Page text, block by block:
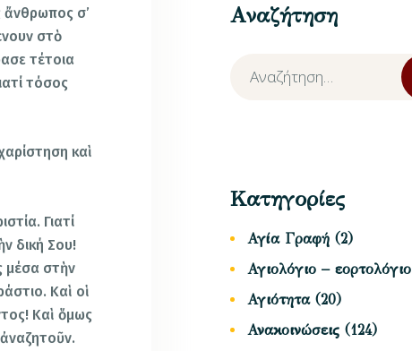
ἄνθρωπος σ’
στὸ
τέτοια
τόσος
καὶ
Γιατί
δική Σου!
μέσα στὴν
Καὶ οἱ
Καὶ ὅμως
Αναζήτηση
Αναζήτηση
για:
Κατηγορίες
Αγία Γραφή (2)
Αγιολόγιο – εορτολόγιο
Αγιότητα(20)
Ανακοινώσεις (124)